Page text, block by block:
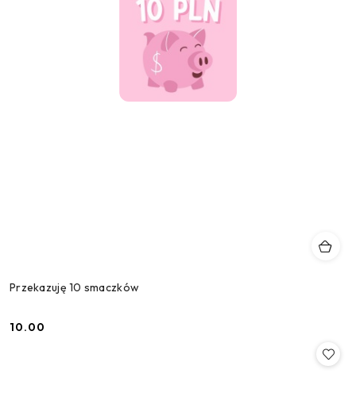
Przekazuję 10 smaczków
Cena:
10.00